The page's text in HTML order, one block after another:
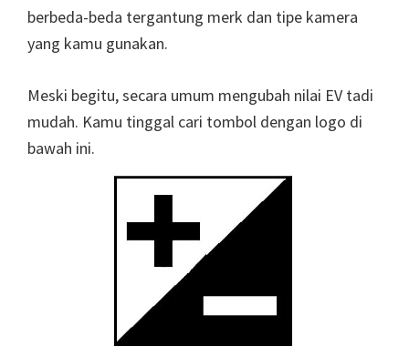
berbeda-beda tergantung merk dan tipe kamera
yang kamu gunakan.
Meski begitu, secara umum mengubah nilai EV tadi
mudah. Kamu tinggal cari tombol dengan logo di
bawah ini.